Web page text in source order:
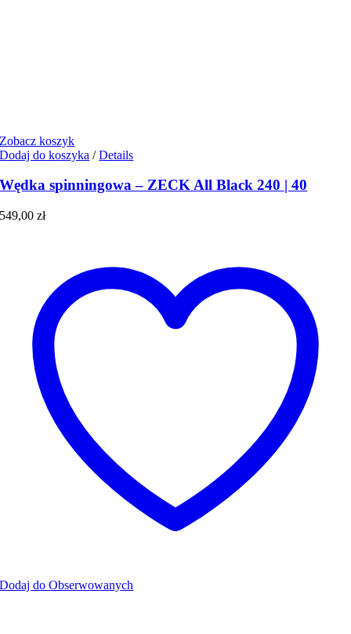
Zobacz koszyk
Dodaj do koszyka / Details
Wędka spinningowa – ZECK All Black 240 | 40
549,00zł
Dodaj do Obserwowanych